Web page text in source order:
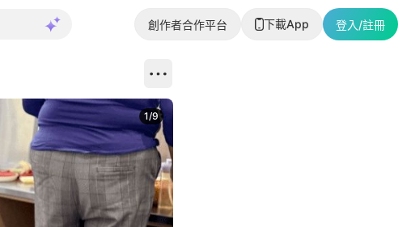
創作者合作平台 下載App 登入/註冊
1/9